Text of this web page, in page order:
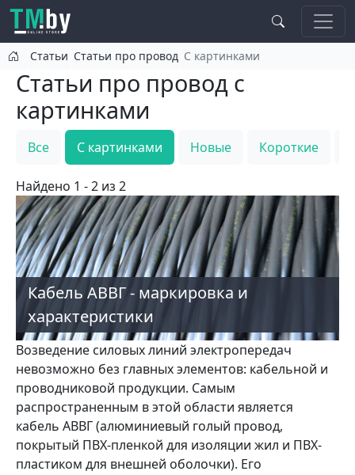
Перейти к основному содержанию
Статьи Статьи про провод С картинками
Статьи про провод с
картинками
Все С картинками Новые Короткие
Найдено 1 - 2 из 2
Кабель АВВГ - маркировка и
характеристики
Возведение силовых линий электропередач
невозможно без главных элементов: кабельной и
проводниковой продукции. Самым
распространенным в этой области является
кабель АВВГ (алюминиевый голый провод,
покрытый ПВХ-пленкой для изоляции жил и ПВХ-
пластиком для внешней оболочки). Его